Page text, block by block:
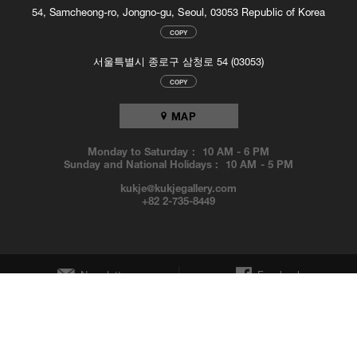
54, Samcheong-ro, Jongno-gu, Seoul, 03053 Republic of Korea
COPY
서울특별시 종로구 삼청로 54 (03053)
COPY
MAP
Monday to Saturday : 10 AM -6 PM
Sunday and National Holidays : 10 AM -5 PM
kukje@kukjegallery.com
+82 2-735-8449
Newsletter Facebook